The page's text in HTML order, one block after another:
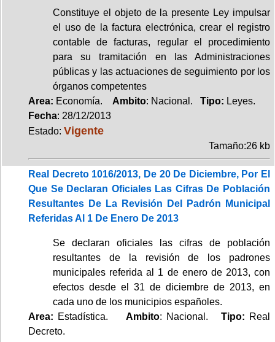
Constituye el objeto de la presente Ley impulsar
el uso de la factura electrónica, crear el registro
contable de facturas, regular el procedimiento
para su tramitación en las Administraciones
públicas y las actuaciones de seguimiento por los
órganos competentes
Area: Economía. Ambito: Nacional. Tipo: Leyes.
Fecha: 28/12/2013
Estado: Vigente
Tamaño:26 kb
Real Decreto 1016/2013, De 20 De Diciembre, Por El
Que Se Declaran Oficiales Las Cifras De Población
Resultantes De La Revisión Del Padrón Municipal
Referidas Al 1 De Enero De 2013
Se declaran oficiales las cifras de población
resultantes de la revisión de los padrones
municipales referida al 1 de enero de 2013, con
efectos desde el 31 de diciembre de 2013, en
cada uno de los municipios españoles.
Area: Estadística. Ambito: Nacional. Tipo: Real
Decreto.